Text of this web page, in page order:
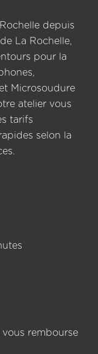
depuis
La Rochelle,
pour la
Microsoudure
atelier vous
tarifs
selon la
rembourse